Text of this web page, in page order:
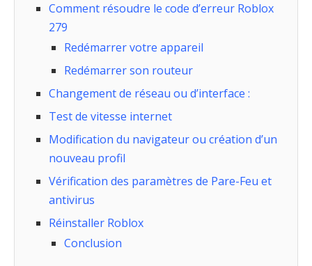
Comment résoudre le code d’erreur Roblox
279
Redémarrer votre appareil
Redémarrer son routeur
Changement de réseau ou d’interface :
Test de vitesse internet
Modification du navigateur ou création d’un
nouveau profil
Vérification des paramètres de Pare-Feu et
antivirus
Réinstaller Roblox
Conclusion